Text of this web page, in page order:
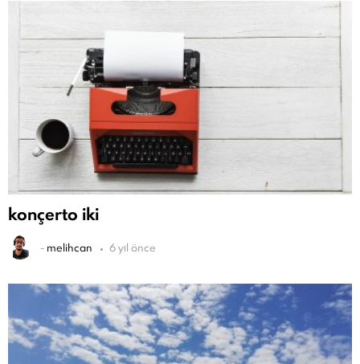
konçerto iki
- melihcan 6 yıl önce